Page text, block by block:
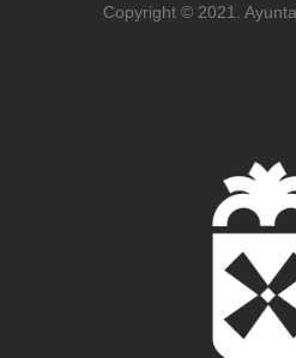
Copyright © 2021.